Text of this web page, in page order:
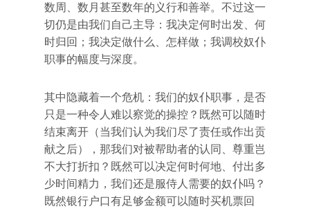
数周、数月甚至数年的义行和善举。不过这一
切仍是由我们自己主导：我决定何时出发、何
时归回；我决定做什么、怎样做；我调校奴仆
职事的幅度与深度。
其中隐藏着一个危机：我们的奴仆职事，是否
只是一种令人难以察觉的操控？既然可以随时
结束离开（当我们认为我们尽了责任或作出贡
献之后），那我们对被帮助者的认同、尊重岂
不大打折扣？既然可以决定何时何地、付出多
少时间精力，我们还是服侍人需要的奴仆吗？
既然银行户口有足够金额可以随时买机票回